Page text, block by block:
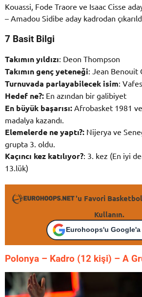
Kouassi, Fode Traore ve Isaac Cisse
– Amadou Sidibe aday kadrodan
7 Basit Bilgi
Takımın yıldızı: Deon Thompson
Takımın genç yeteneği: Jean Benouit
Turnuvada parlayabilecek isim:
Hedef ne?: En azından bir galibiyet
En büyük başarısı: Afrobasket 1981
madalya kazandı.
Elemelerde ne yaptı?: Nijerya ve
grupta 3. oldu.
Kaçıncı kez katılıyor?: 3. kez (En iyi
13.lük)
'u Favori
Kullanın.
Eurohoops'u Google'a
Polonya – Kadro (12 kişi) – A